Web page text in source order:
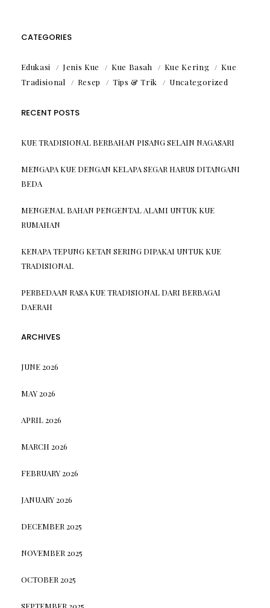
CATEGORIES
Edukasi Jenis Kue Kue Basah Kue Kering
Kue
Tradisional
Resep Tips & Trik Uncategorized
RECENT POSTS
KUE TRADISIONAL BERBAHAN PISANG SELAIN NAGASARI
MENGAPA KUE DENGAN KELAPA SEGAR HARUS DITANGANI
BEDA
MENGENAL BAHAN PENGENTAL ALAMI UNTUK KUE
RUMAHAN
KENAPA TEPUNG KETAN SERING DIPAKAI UNTUK KUE
TRADISIONAL
PERBEDAAN RASA KUE TRADISIONAL DARI BERBAGAI
DAERAH
ARCHIVES
JUNE 2026
MAY 2026
APRIL 2026
MARCH 2026
FEBRUARY 2026
JANUARY 2026
DECEMBER 2025
NOVEMBER 2025
OCTOBER 2025